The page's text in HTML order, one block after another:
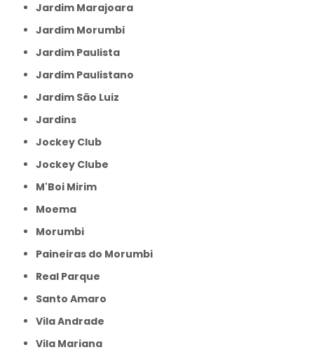
Jardim Marajoara
Jardim Morumbi
Jardim Paulista
Jardim Paulistano
Jardim São Luiz
Jardins
Jockey Club
Jockey Clube
M'Boi Mirim
Moema
Morumbi
Paineiras do Morumbi
Real Parque
Santo Amaro
Vila Andrade
Vila Mariana